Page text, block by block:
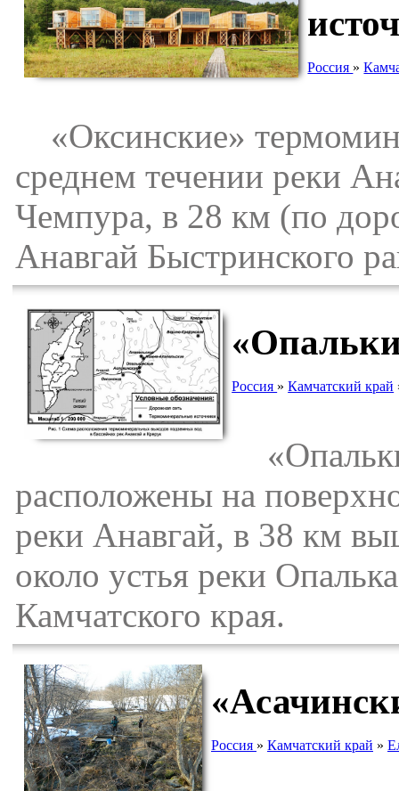
Россия »
«Оксинские»
среднем течении реки
Чемпура, в 28 км (по
Анавгай Быстринского
Россия »Камчатский край
расположены на
реки Анавгай, в 38 км
около устья реки
Камчатского края.
Россия » Камчатский край »